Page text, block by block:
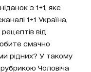
з 1+1, яке
1+1 Україна,
від
смачно
рідних? У такому
Чоловіча